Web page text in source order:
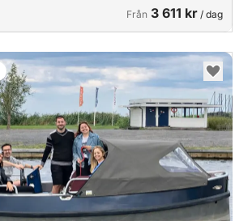
Från 3 611 kr / dag